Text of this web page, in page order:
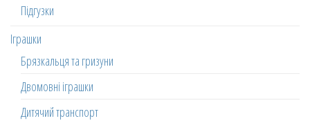
Підгузки
Іграшки
Брязкальця та гризуни
Двомовні іграшки
Дитячий транспорт